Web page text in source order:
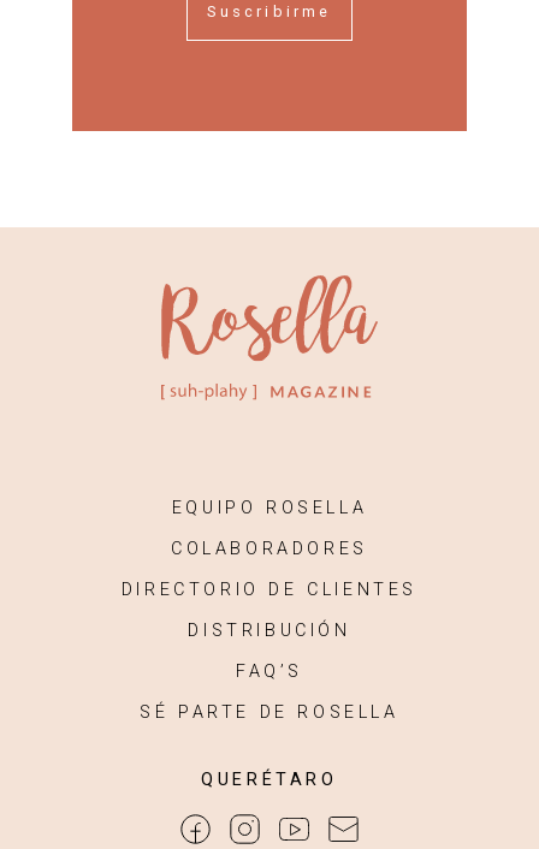
Suscribirme
EQUIPO ROSELLA
COLABORADORES
DIRECTORIO DE CLIENTES
DISTRIBUCIÓN
FAQ’S
SÉ PARTE DE ROSELLA
QUERÉTARO